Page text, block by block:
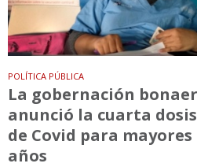
POLÍTICA PÚBLICA
La gobernación
anunció la cuarta
de Covid para mayores
años